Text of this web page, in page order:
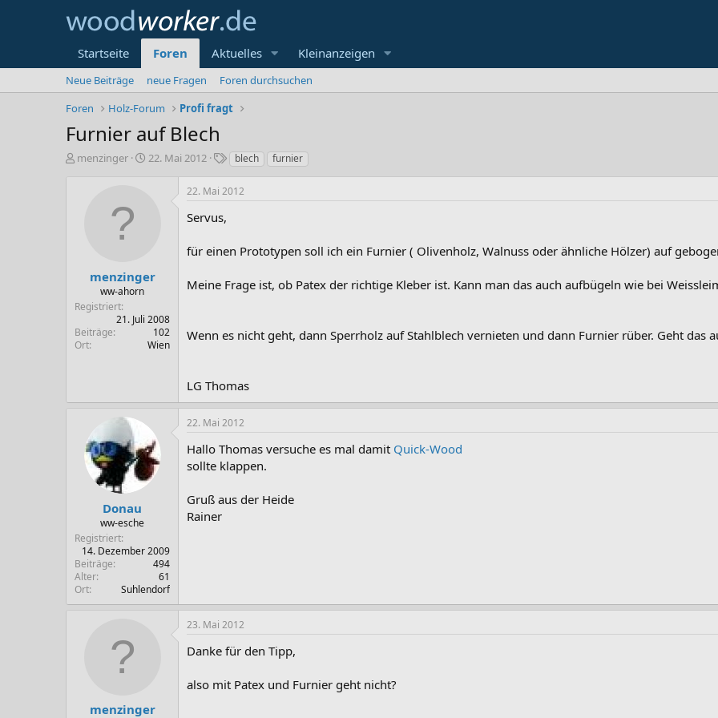
Startseite Foren Aktuelles Kleinanzeigen
Neue Beiträge neue Fragen
Foren durchsuchen
Foren
Holz-Forum Profi fragt
Furnier auf Blech
E
menzinger
E
a
22. Mai 2012
S
h
o
t
blech furnier
menzinger
ww-ahorn
Registriert
21. Juli 2008
Beiträge
102
Ort
Wien
22. Mai 2012
Servus,
für einen Prototypen soll ich ein Furnier ( Olivenholz, Walnuss oder ähnliche Hölzer) auf
Meine Frage ist, ob Patex der richtige Kleber ist. Kann man das auch aufbügeln wie bei
Wenn es nicht geht, dann Sperrholz auf Stahlblech vernieten und dann Furnier rüber. Geht das
LG Thomas
Donau
ww-esche
Registriert
14. Dezember 2009
Beiträge
494
Alter
61
Ort
Suhlendorf
22. Mai 2012
Hallo Thomas versuche es mal damit Quick-Wood
sollte klappen.
Gruß aus der Heide
Rainer
menzinger
23. Mai 2012
Danke für den Tipp,
also mit Patex und Furnier geht nicht?